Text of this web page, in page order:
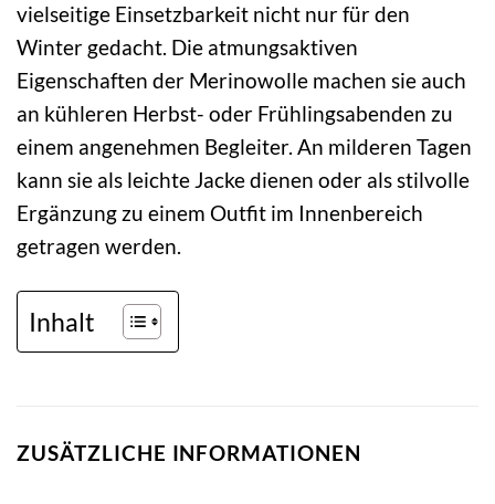
vielseitige Einsetzbarkeit nicht nur für den
Winter gedacht. Die atmungsaktiven
Eigenschaften der Merinowolle machen sie auch
an kühleren Herbst- oder Frühlingsabenden zu
einem angenehmen Begleiter. An milderen Tagen
kann sie als leichte Jacke dienen oder als stilvolle
Ergänzung zu einem Outfit im Innenbereich
getragen werden.
Inhalt
ZUSÄTZLICHE INFORMATIONEN